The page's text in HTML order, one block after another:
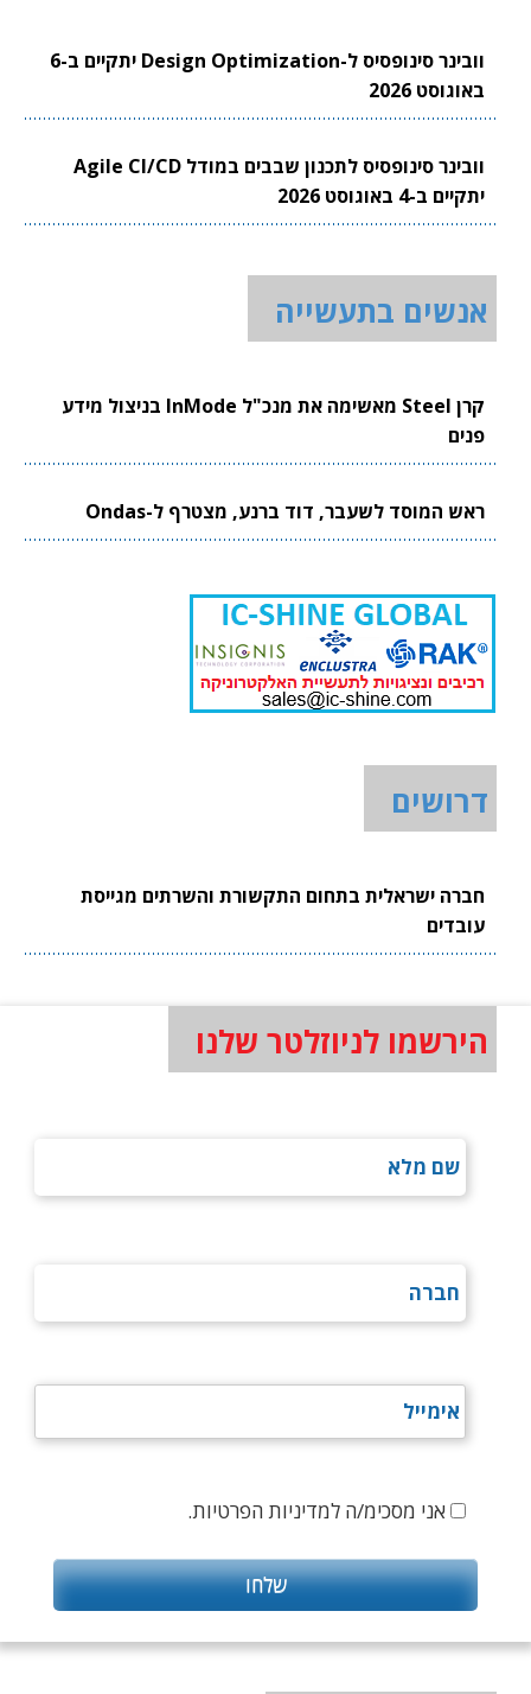
וובינר סינופסיס ל-Design Optimization יתקיים ב-6
באוגוסט 2026
וובינר סינופסיס לתכנון שבבים במודל Agile CI/CD
יתקיים ב-4 באוגוסט 2026
אנשים בתעשייה
קרן Steel מאשימה את מנכ"ל InMode בניצול מידע
פנים
ראש המוסד לשעבר, דוד ברנע, מצטרף ל-Ondas
דרושים
חברה ישראלית בתחום התקשורת והשרתים מגייסת
עובדים
הירשמו לניוזלטר שלנו
אני מסכימ/ה למדיניות הפרטיות.